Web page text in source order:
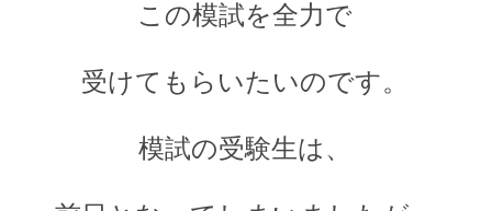
この模試を全力で
受けてもらいたいのです。
模試の受験生は、